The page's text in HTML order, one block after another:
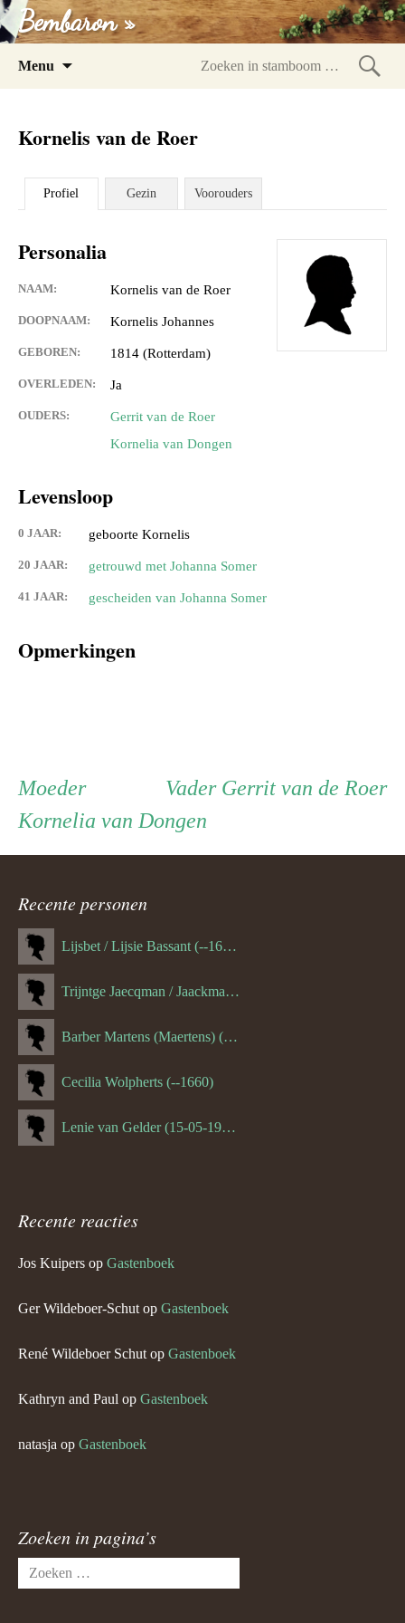
Bembaron »
Menu
Kornelis van de Roer
Profiel Gezin Voorouders
Personalia
NAAM: Kornelis van de Roer
DOOPNAAM: Kornelis Johannes
GEBOREN: 1814 (Rotterdam)
OVERLEDEN: Ja
OUDERS:
Gerrit van de Roer
Kornelia van Dongen
Levensloop
0 JAAR: geboorte Kornelis
20 JAAR: getrouwd met Johanna Somer
41 JAAR: gescheiden van Johanna Somer
Opmerkingen
Persoon
ouder
navigatie
Vader Vader
Gerrit van de Roer
MoederMoeder
Kornelia van Dongen
Recente personen
Lijsbet / Lijsie Bassant (--1687)
Trijntge Jaecqman / Jaackman (--1651)
Barber Martens (Maertens) (--1658)
Cecilia Wolpherts (--1660)
Lenie van Gelder (15-05-1970)
Recente reacties
Jos Kuipers op Gastenboek
Ger Wildeboer-Schut op Gastenboek
René Wildeboer Schut op Gastenboek
Kathryn and Paul op Gastenboek
natasja op Gastenboek
Zoeken in pagina’s
Zoeken
naar: